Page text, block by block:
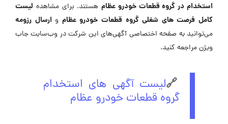
استخدام در گروه قطعات خودرو عظامهستند. برای مشاهده لیست
کامل فرصت های شغلی گروه قطعات خودرو عظام و ارسال رزومه
می‌توانید به صفحه اختصاصی آگهی‌های این شرکت در وب‌سایت جاب
ویژن مراجعه کنید.
🔗لیست آگهی های استخدام
گروه قطعات خودرو عظام